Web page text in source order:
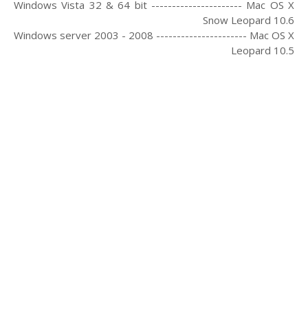
Windows Vista 32 & 64 bit ---------------------- Mac OS X
Snow Leopard 10.6
Windows server 2003 - 2008 ---------------------- Mac OS X
Leopard 10.5